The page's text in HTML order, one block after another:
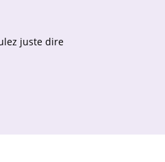
juste dire